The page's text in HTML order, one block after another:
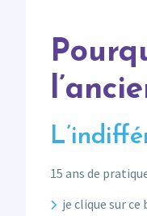
15 ans de
je clique sur ce